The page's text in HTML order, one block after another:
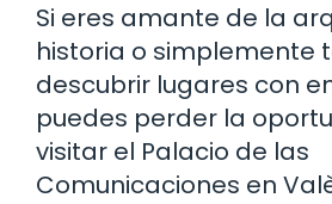
Si eres amante de la
historia o simplemente
descubrir lugares con
puedes perder la
visitar el Palacio de las
Comunicaciones en